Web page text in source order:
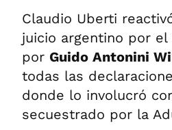
Claudio Uberti
juicio argentino por
por Guido Antonini
todas las
donde lo involucró
secuestrado por la